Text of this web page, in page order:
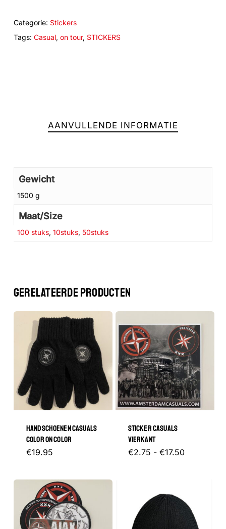
Geen producten in de winkelwagen.
Categorie: Stickers
Tags: Casual, on tour, STICKERS
AANVULLENDE INFORMATIE
Gewicht
1500 g
Maat/Size
100 stuks, 10stuks, 50stuks
GERELATEERDE PRODUCTEN
HANDSCHOENEN CASUALS
COLOR ON COLOR
€19.95
STICKER CASUALS
VIERKANT
€2.75 - €17.50Prijsklasse:
Dit
variaties.